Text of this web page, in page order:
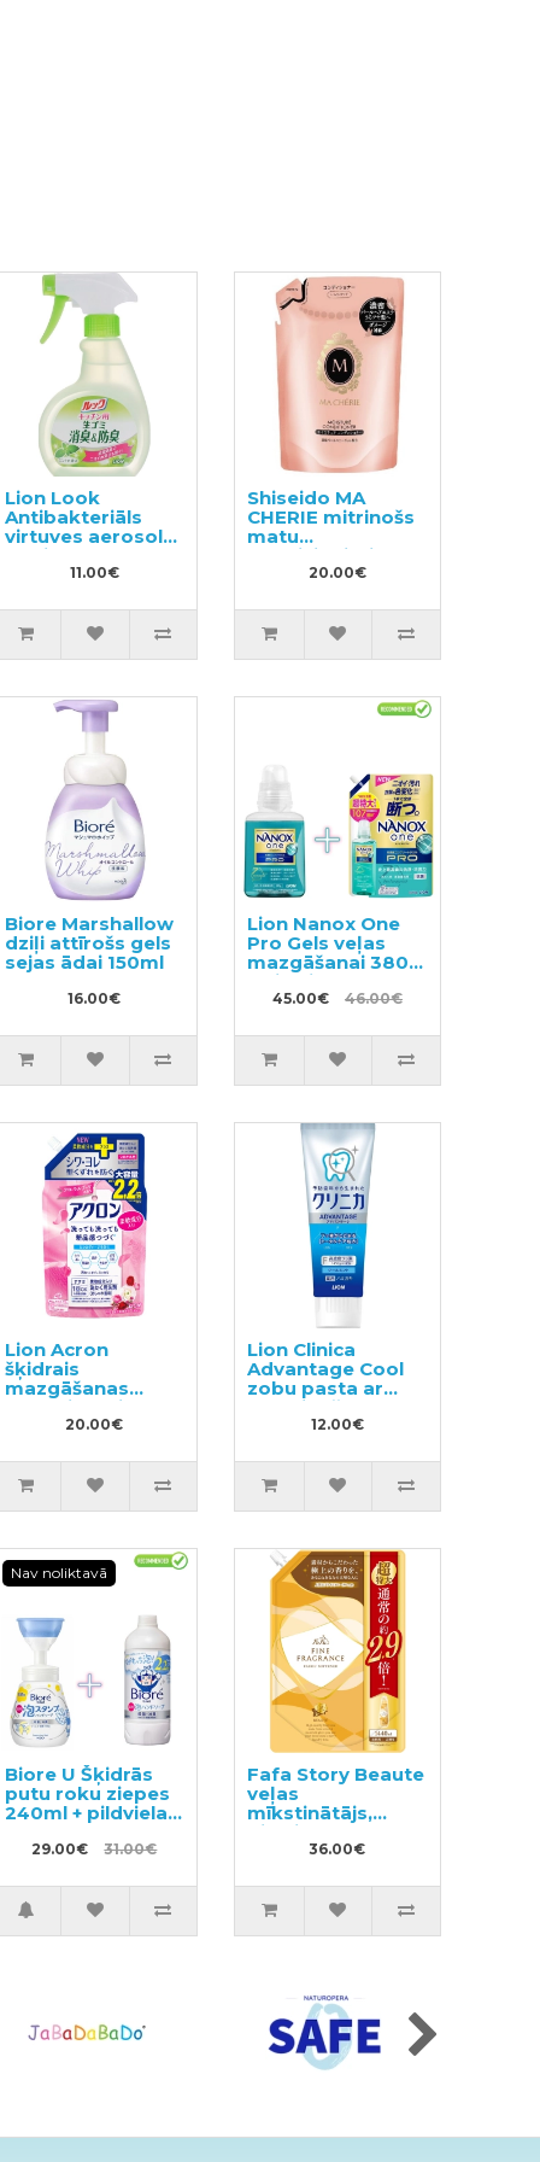
Lion Look
Antibakteriāls
virtuves aerosols
ar piparmētras
aromātu 300ml
11.00€
Shiseido MA
CHERIE mitrinošs
matu
kondicionieris ar
ziedu-augļu
380ml
20.00€
Biore Marshallow
dziļi attīrošs gels
sejas ādai 150ml
16.00€
Lion Nanox One
Pro Gels veļas
mazgāšanai 380g
+ pildviela 1070g
45.00€ 46.00€
Lion Acron
šķidrais
mazgāšanas
līdzeklis delikātu
audumu
pildviela 850ml
20.00€
Lion Clinica
Advantage Cool
zobu pasta ar
atvēsinošu
piparmētru garšu
12.00€
Nav noliktavā
Biore U Šķidrās
putu roku ziepes
240ml + pildviela
29.00€ 31.00€
Fafa Story Beaute
veļas
mīkstinātājs,
pildviela 1440ml
36.00€